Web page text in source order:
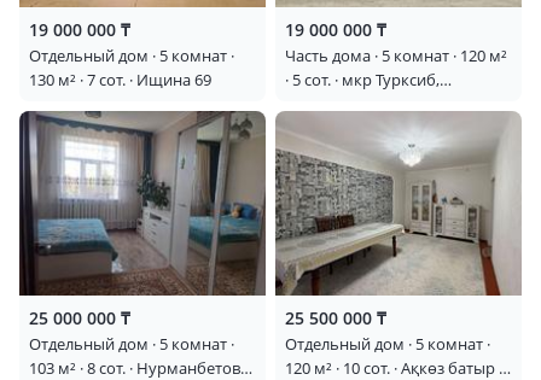
19 000 000 ₸
Отдельный дом · 5 комнат ·
130 м² · 7 сот. · Ищина 69
19 000 000 ₸
Часть дома · 5 комнат · 120 м²
· 5 сот. · мкр Турксиб,
25 000 000 ₸
Отдельный дом · 5 комнат ·
103 м² · 8 сот. · Нурманбетова
25 500 000 ₸
Отдельный дом · 5 комнат ·
120 м² · 10 сот. · Ақкөз батыр 5